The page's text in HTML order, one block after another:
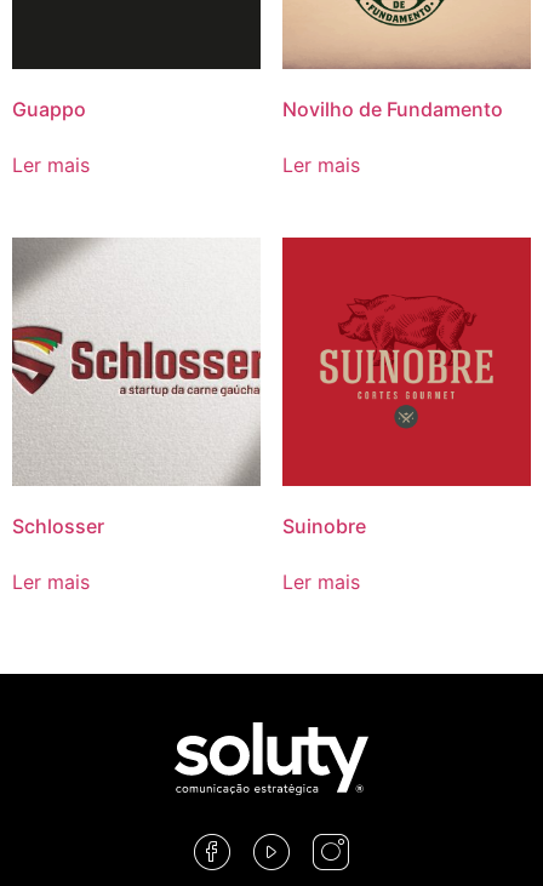
Guappo
Ler mais
Novilho de Fundamento
Ler mais
Schlosser
Ler mais
Suinobre
Ler mais